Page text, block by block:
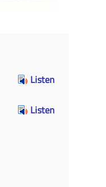
Listen
Listen